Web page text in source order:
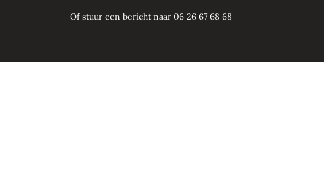
Of stuur een bericht naar 06 26 67 68 68